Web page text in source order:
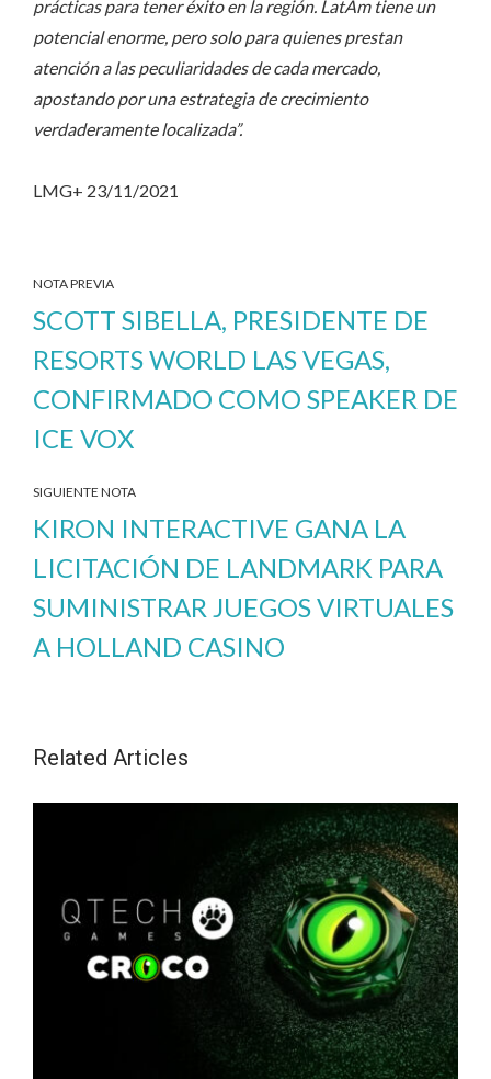
prácticas para tener éxito en la región. LatAm tiene un
potencial enorme, pero solo para quienes prestan
atención a las peculiaridades de cada mercado,
apostando por una estrategia de crecimiento
verdaderamente localizada”.
LMG+ 23/11/2021
NOTA PREVIA
SCOTT SIBELLA, PRESIDENTE DE
RESORTS WORLD LAS VEGAS,
CONFIRMADO COMO SPEAKER DE
ICE VOX
SIGUIENTE NOTA
KIRON INTERACTIVE GANA LA
LICITACIÓN DE LANDMARK PARA
SUMINISTRAR JUEGOS VIRTUALES
A HOLLAND CASINO
Related Articles